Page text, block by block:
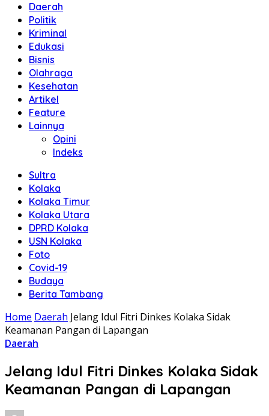
Daerah
Politik
Kriminal
Edukasi
Bisnis
Olahraga
Kesehatan
Artikel
Feature
Lainnya
Opini
Indeks
Sultra
Kolaka
Kolaka Timur
Kolaka Utara
DPRD Kolaka
USN Kolaka
Foto
Covid-19
Budaya
Berita Tambang
Home Daerah Jelang Idul Fitri Dinkes Kolaka Sidak
Keamanan Pangan di Lapangan
Daerah
Jelang Idul Fitri Dinkes Kolaka Sidak
Keamanan Pangan di Lapangan